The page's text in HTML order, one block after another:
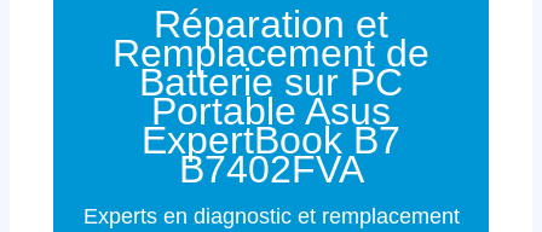
Réparation et
Remplacement de
Batterie sur PC
Portable Asus
ExpertBook B7
B7402FVA
Experts en diagnostic et remplacement